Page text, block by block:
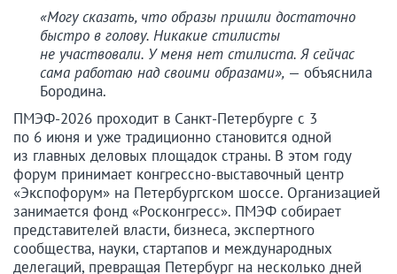
«Могу сказать, что образы пришли достаточно
быстро в голову. Никакие стилисты
не участвовали. У меня нет стилиста. Я сейчас
сама работаю над своими образами», — объяснила
Бородина.
ПМЭФ-2026 проходит в Санкт-Петербурге с 3
по 6 июня и уже традиционно становится одной
из главных деловых площадок страны. В этом году
форум принимает конгрессно-выставочный центр
«Экспофорум» на Петербургском шоссе. Организацией
занимается фонд «Росконгресс». ПМЭФ собирает
представителей власти, бизнеса, экспертного
сообщества, науки, стартапов и международных
делегаций, превращая Петербург на несколько дней